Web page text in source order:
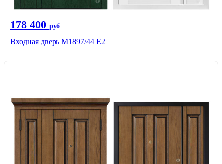
178 400 руб
Входная дверь М1897/44 Е2